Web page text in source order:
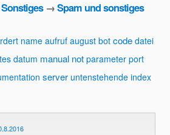
Sonstiges→Spam und sonstiges
name aufruf august bot code datei
datum manual not parameter port
server untenstehende index